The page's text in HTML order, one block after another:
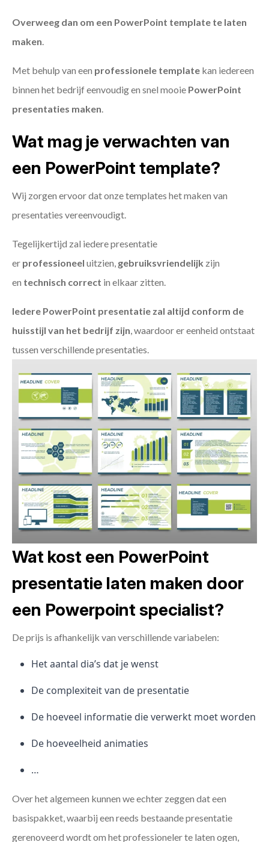
Overweeg dan om een PowerPoint template te laten
maken.
Met behulp van een professionele template kan iedereen
binnen het bedrijf eenvoudig en snel mooie PowerPoint
presentaties maken.
Wat mag je verwachten van
een PowerPoint template?
Wij zorgen ervoor dat onze templates het maken van
presentaties vereenvoudigt.
Tegelijkertijd zal iedere presentatie
er professioneel uitzien, gebruiksvriendelijk zijn
en technisch correct in elkaar zitten.
Iedere PowerPoint presentatie zal altijd conform de
huisstijl van het bedrijf zijn, waardoor er eenheid ontstaat
tussen verschillende presentaties.
Wat kost een PowerPoint
presentatie laten maken door
een Powerpoint specialist?
De prijs is afhankelijk van verschillende variabelen:
Het aantal dia’s dat je wenst
De complexiteit van de presentatie
De hoeveel informatie die verwerkt moet worden
De hoeveelheid animaties
…
Over het algemeen kunnen we echter zeggen dat een
basispakket, waarbij een reeds bestaande presentatie
gerenoveerd wordt om het professioneler te laten ogen,